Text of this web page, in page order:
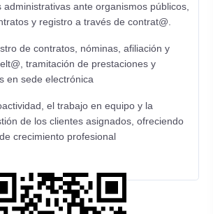
administrativas ante organismos públicos,
y registro a través de contrat@.
de contratos, nóminas, afiliación y
tramitación de prestaciones y
en sede electrónica
el trabajo en equipo y la
de los clientes asignados, ofreciendo
crecimiento profesional